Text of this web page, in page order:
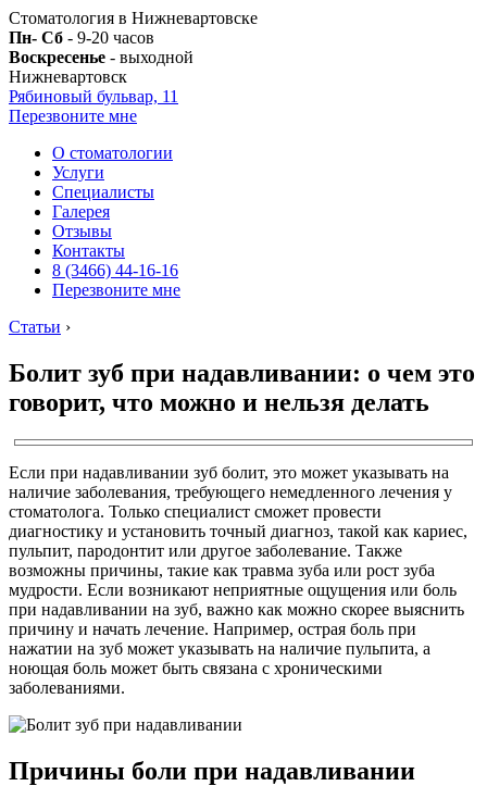
Стоматология в Нижневартовске
Пн- Сб - 9-20 часов
Воскресенье - выходной
Нижневартовск
Рябиновый бульвар, 11
Перезвоните мне
О стоматологии
Услуги
Специалисты
Галерея
Отзывы
Контакты
8 (3466) 44-16-16
Перезвоните мне
Статьи ›
Болит зуб при надавливании: о чем это
говорит, что можно и нельзя делать
Если при надавливании зуб болит, это может указывать на
наличие заболевания, требующего немедленного лечения у
стоматолога. Только специалист сможет провести
диагностику и установить точный диагноз, такой как кариес,
пульпит, пародонтит или другое заболевание. Также
возможны причины, такие как травма зуба или рост зуба
мудрости. Если возникают неприятные ощущения или боль
при надавливании на зуб, важно как можно скорее выяснить
причину и начать лечение. Например, острая боль при
нажатии на зуб может указывать на наличие пульпита, а
ноющая боль может быть связана с хроническими
заболеваниями.
Причины боли при надавливании